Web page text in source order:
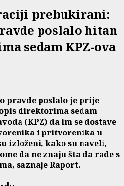
prebukirani:
poslalo hitan
sedam KPZ-ova
pravde poslalo je prije
direktorima sedam
(KPZ) da im se dostave
i pritvorenika u
izloženi, kako su naveli,
da ne znaju šta da rade s
saznaje Raport.